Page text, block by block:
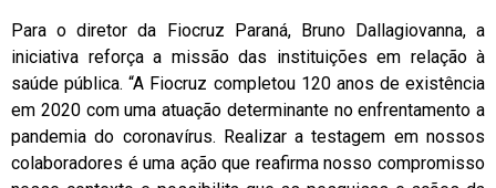
Para o diretor da Fiocruz Paraná, Bruno Dallagiovanna, a
iniciativa reforça a missão das instituições em relação à
saúde pública. “A Fiocruz completou 120 anos de existência
em 2020 com uma atuação determinante no enfrentamento a
pandemia do coronavírus. Realizar a testagem em nossos
colaboradores é uma ação que reafirma nosso compromisso